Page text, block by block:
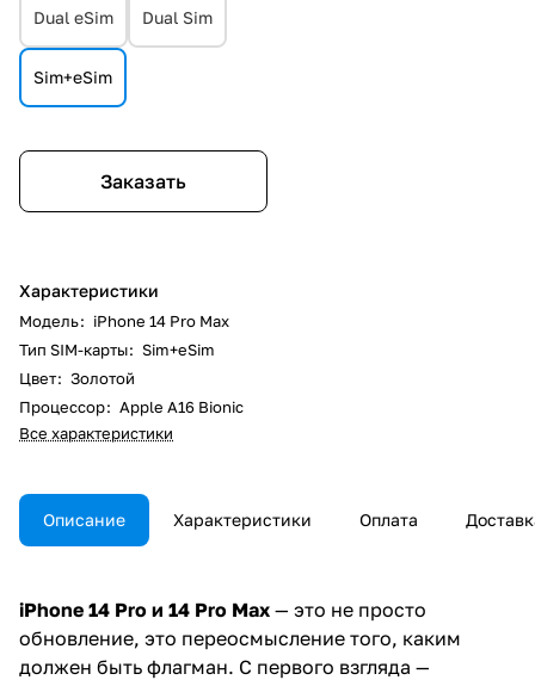
Dual eSim Dual Sim
Sim+eSim
Заказать
Характеристики
Модель: iPhone 14 Pro Max
Тип SIM-карты: Sim+eSim
Цвет: Золотой
Процессор: Apple A16 Bionic
Все характеристики
Описание Характеристики Оплата
iPhone 14 Pro и 14 Pro Max — это не просто
обновление, это переосмысление того, каким
должен быть флагман. С первого взгляда —